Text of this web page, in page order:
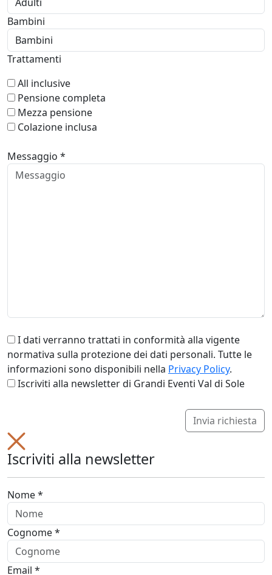
Bambini
Trattamenti
All inclusive
Pensione completa
Mezza pensione
Colazione inclusa
Messaggio *
I dati verranno trattati in conformità alla vigente
normativa sulla protezione dei dati personali. Tutte le
informazioni sono disponibili nella Privacy Policy.
Iscriviti alla newsletter di Grandi Eventi Val di Sole
Invia richiesta
Iscriviti alla newsletter
Nome *
Cognome *
Email *